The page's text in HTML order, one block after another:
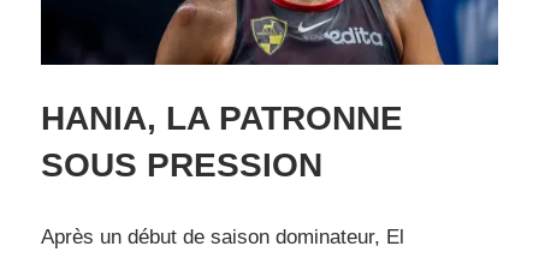
HANIA, LA PATRONNE
SOUS PRESSION
Après un début de saison dominateur, El